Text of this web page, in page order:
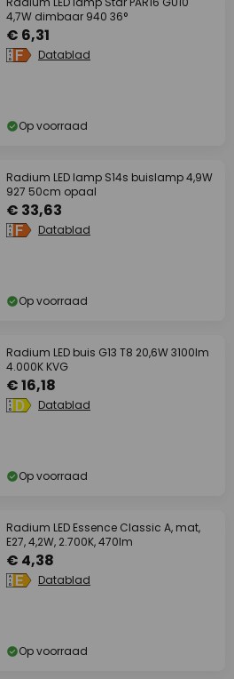
4,7W dimbaar 940 36°
€ 6,31
Datablad
Op voorraad
Radium LED lamp S14s buislamp 4,9W
927 50cm opaal
€ 33,63
Datablad
Op voorraad
Radium LED buis G13 T8 20,6W 3100lm
4.000K KVG
€ 16,18
Datablad
Op voorraad
Radium LED Essence Classic A, mat,
E27, 4,2W, 2.700K, 470lm
€ 4,38
Datablad
Op voorraad